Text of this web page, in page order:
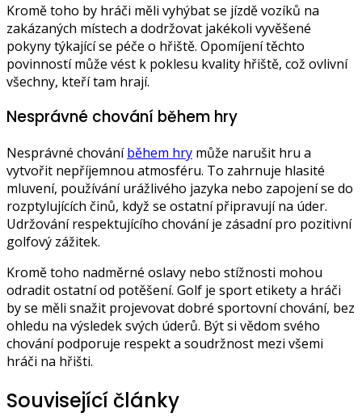
Kromě toho by hráči měli vyhýbat se jízdě vozíků na
zakázaných místech a dodržovat jakékoli vyvěšené
pokyny týkající se péče o hřiště. Opomíjení těchto
povinností může vést k poklesu kvality hřiště, což ovlivní
všechny, kteří tam hrají.
Nesprávné chování během hry
Nesprávné chováníběhem hry může narušit hru a
vytvořit nepříjemnou atmosféru. To zahrnuje hlasité
mluvení, používání urážlivého jazyka nebo zapojení se do
rozptylujících činů, když se ostatní připravují na úder.
Udržování respektujícího chování je zásadní pro pozitivní
golfový zážitek.
Kromě toho nadměrné oslavy nebo stížnosti mohou
odradit ostatní od potěšení. Golf je sport etikety a hráči
by se měli snažit projevovat dobré sportovní chování, bez
ohledu na výsledek svých úderů. Být si vědom svého
chování podporuje respekt a soudržnost mezi všemi
hráči na hřišti.
Související články